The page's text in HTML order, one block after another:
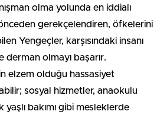
olma yolunda en iddialı
önceden gerekçelendiren, öfkelerini
Yengeçler, karşısındaki insanı
derman olmayı başarır.
elzem olduğu hassasiyet
sosyal hizmetler, anaokulu
bakımı gibi mesleklerde